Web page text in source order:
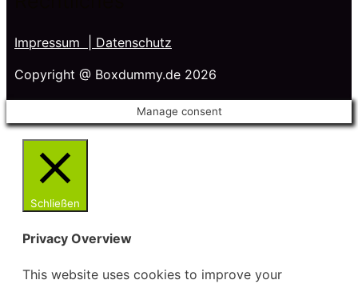
Impressum
| Datenschutz
Copyright @ Boxdummy.de 2026
Manage consent
Schließen
Privacy Overview
This website uses cookies to improve your